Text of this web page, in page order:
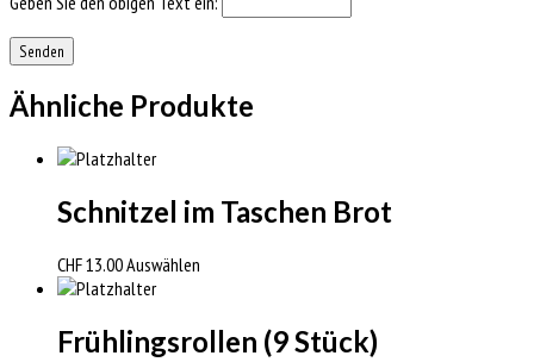
Ähnliche Produkte
Schnitzel im Taschen Brot
CHF13.00Auswählen
Frühlingsrollen (9 Stück)